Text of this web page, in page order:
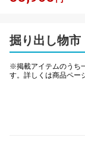
掘り出し物市
※掲載アイテムのうち
す。詳しくは商品ペー